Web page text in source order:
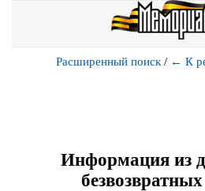
Расширенный поиск / ← К
Информация из